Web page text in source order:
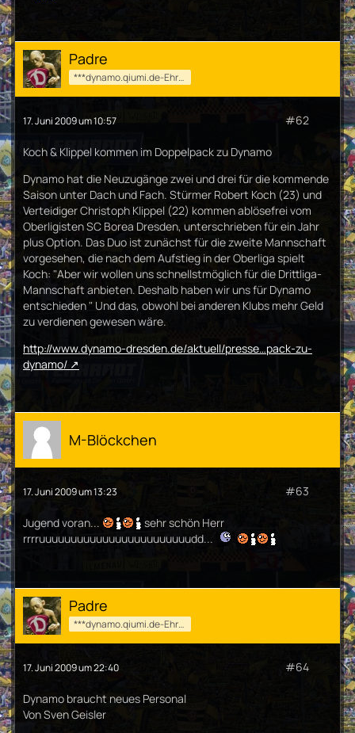
Padre
***dynamo.qiumi.de-Ehrenmod***
17. Juni 2009 um 10:57 #62
Koch & Klippel kommen im Doppelpack zu Dynamo
Dynamo hat die Neuzugänge zwei und drei für die kommende
Saison unter Dach und Fach. Stürmer Robert Koch (23) und
Verteidiger Christoph Klippel (22) kommen ablösefrei vom
Oberligisten SC Borea Dresden, unterschrieben für ein Jahr
plus Option. Das Duo ist zunächst für die zweite Mannschaft
vorgesehen, die nach dem Aufstieg in der Oberliga spielt
Koch: "Aber wir wollen uns schnellstmöglich für die Drittliga-
Mannschaft anbieten. Deshalb haben wir uns für Dynamo
entschieden " Und das, obwohl bei anderen Klubs mehr Geld
zu verdienen gewesen wäre.
http://www.dynamo-dresden.de/aktuell/presse…pack-zu-
dynamo/
M-Blöckchen
17. Juni 2009 um 13:23 #63
Jugend voran...
sehr schön Herr
rrrruuuuuuuuuuuuuuuuuuuuuuuudd...
Padre
***dynamo.qiumi.de-Ehrenmod***
17. Juni 2009 um 22:40 #64
Dynamo braucht neues Personal
Von Sven Geisler